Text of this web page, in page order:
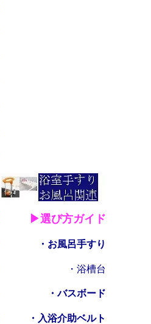
▶選び方ガイド
・お風呂手すり
・浴槽台
・バスボード
・入浴介助ベルト